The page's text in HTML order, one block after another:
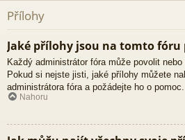
Přílohy
Jaké přílohy jsou na tomto fóru
Každý administrátor fóra může povolit
Pokud si nejste jisti, jaké přílohy můžete
administrátora fóra a požádejte ho o pomoc.
Nahoru